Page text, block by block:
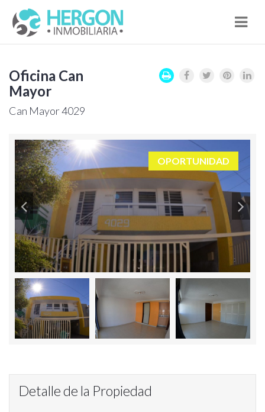
Oficina Can
Mayor
Can Mayor 4029
OPORTUNIDAD
Detalle de la Propiedad